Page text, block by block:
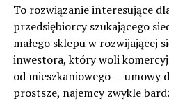
To rozwiązanie interesujące
przedsiębiorcy szukającego
małego sklepu w rozwijającej
inwestora, który woli
od mieszkaniowego — umowy
prostsze, najemcy zwykle